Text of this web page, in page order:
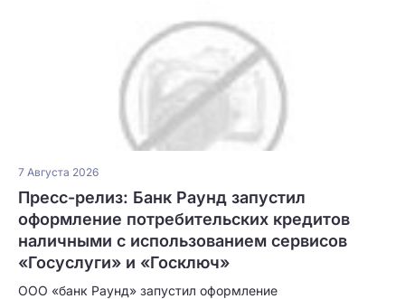
7 Августа 2026
Пресс-релиз: Банк Раунд запустил
оформление потребительских кредитов
наличными с использованием сервисов
«Госуслуги» и «Госключ»
ООО «банк Раунд» запустил оформление